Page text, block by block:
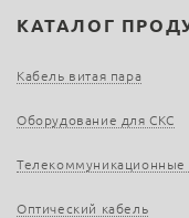
КАТАЛОГ
Кабель витая пара
Оборудование для СКС
Оптический кабель